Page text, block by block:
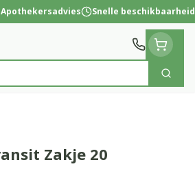
Apothekersadvies Snelle beschikbaarheid
Zoek
Zakje 20